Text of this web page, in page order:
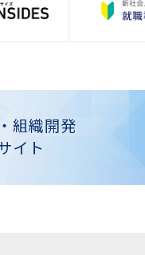
組織開発
イト